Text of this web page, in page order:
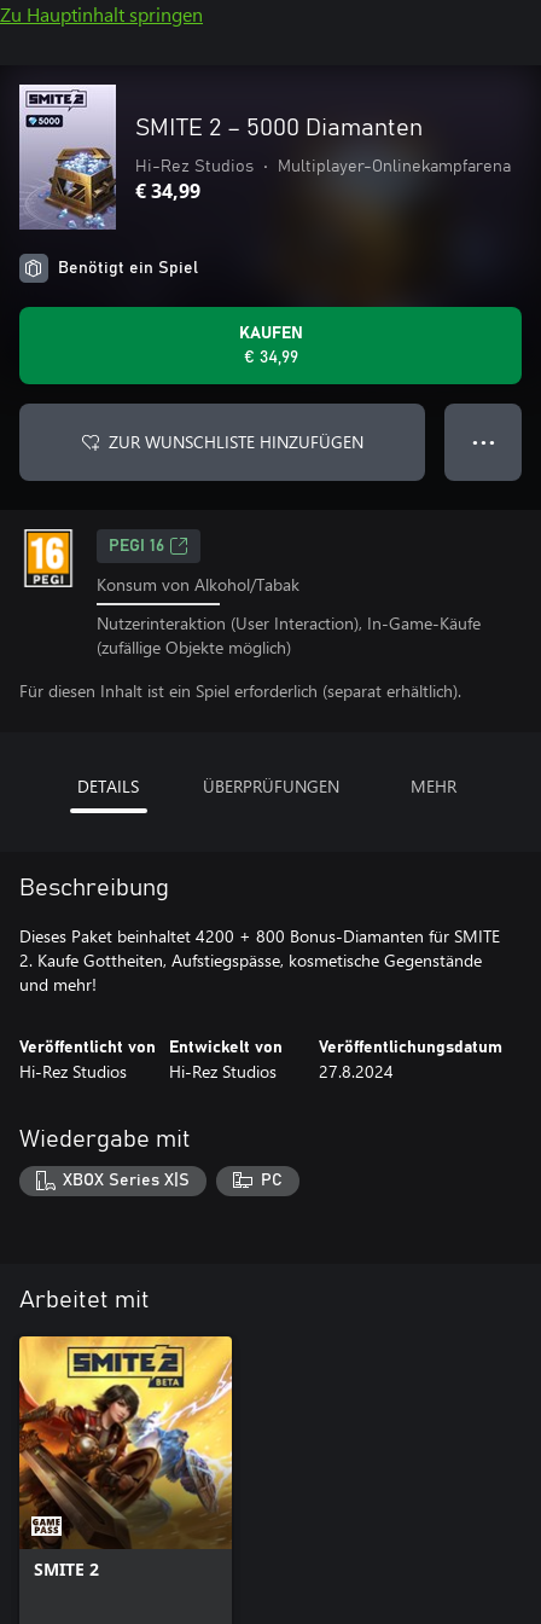
Zu Hauptinhalt springen
SMITE 2 – 5000 Diamanten
Hi-Rez Studios • Multiplayer-Onlinekampfarena
€ 34,99
Benötigt ein Spiel
KAUFEN
€ 34,99
ZUR WUNSCHLISTE HINZUFÜGEN ● ● ●
PEGI 16
Konsum von Alkohol/Tabak
Nutzerinteraktion (User Interaction), In-Game-Käufe
(zufällige Objekte möglich)
Für diesen Inhalt ist ein Spiel erforderlich (separat erhältlich).
DETAILS ÜBERPRÜFUNGEN MEHR
Beschreibung
Dieses Paket beinhaltet 4200 + 800 Bonus-Diamanten für SMITE
2. Kaufe Gottheiten, Aufstiegspässe, kosmetische Gegenstände
und mehr!
Veröffentlicht von
Hi-Rez Studios
Entwickelt von
Hi-Rez Studios
Veröffentlichungsdatum
27.8.2024
Wiedergabe mit
XBOX Series X|S PC
Arbeitet mit
SMITE 2